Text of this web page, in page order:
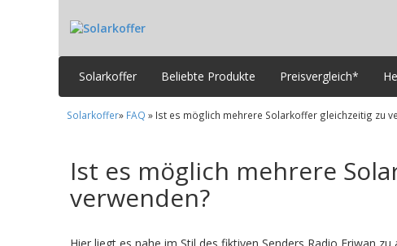
Solarkoffer Beliebte Produkte Preisvergleich*
Solarkoffer» FAQ » Ist es möglich mehrere Solarkoffer gleichzeitig zu
Ist es möglich mehrere
verwenden?